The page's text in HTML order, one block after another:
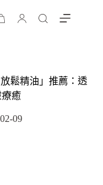
鬆精油」推薦：透
癒
09